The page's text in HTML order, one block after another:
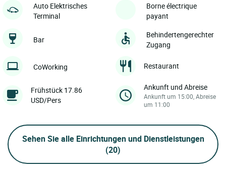
Auto Elektrisches
Terminal
Borne électrique
payant
Bar
Behindertengerechter
Zugang
CoWorking Restaurant
Frühstück 17.86
USD/Pers
Ankunft und Abreise
Ankunft um 15:00, Abreise
um 11:00
Sehen Sie alle Einrichtungen und Dienstleistungen
(20)